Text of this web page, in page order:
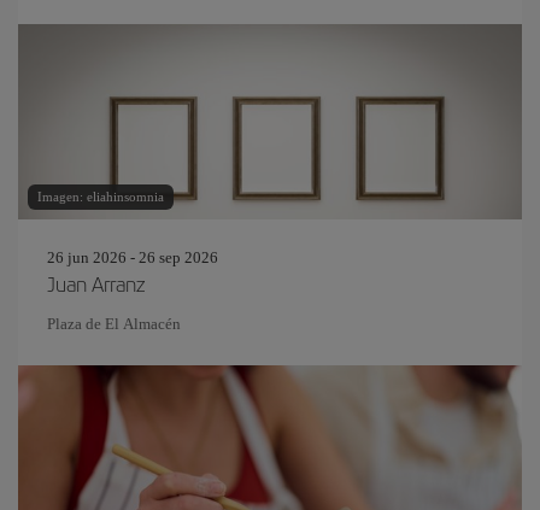
Imagen: eliahinsomnia
26 jun 2026 - 26 sep 2026
Juan Arranz
Plaza de El Almacén